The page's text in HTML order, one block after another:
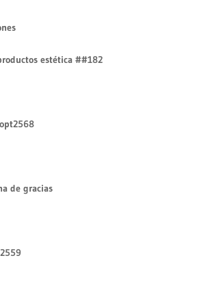
estética ##182
de gracias
mundo!
de